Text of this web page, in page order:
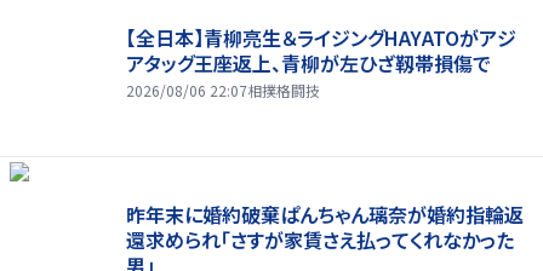
【全日本】青柳亮生＆ライジングHAYATOがアジ
アタッグ王座返上、青柳が左ひざ靱帯損傷で
2026/08/06 22:07相撲格闘技
昨年末に婚約破棄ぱんちゃん璃奈が婚約指輪返
還求められ「さすが家賃さえ払ってくれなかった
男」